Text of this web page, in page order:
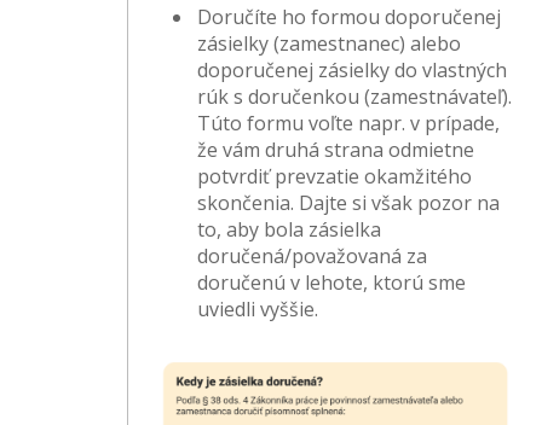
Doručíte ho formou doporučenej
zásielky (zamestnanec) alebo
doporučenej zásielky do vlastných
rúk s doručenkou (zamestnávateľ).
Túto formu voľte napr. v prípade,
že vám druhá strana odmietne
potvrdiť prevzatie okamžitého
skončenia. Dajte si však pozor na
to, aby bola zásielka
doručená/považovaná za
doručenú v lehote, ktorú sme
uviedli vyššie.